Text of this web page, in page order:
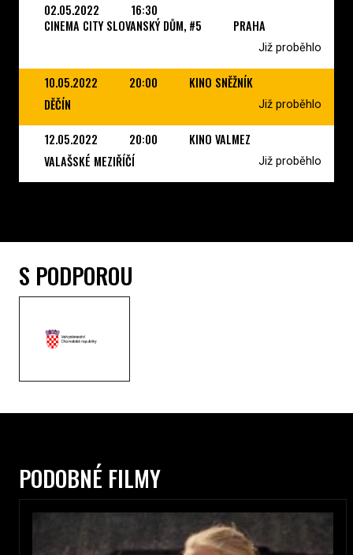
02.05.2022
16:30
CINEMA CITY SLOVANSKÝ DŮM, #5
PRAHA
Již proběhlo
10.05.2022 20:00
KINO SNĚŽNÍK
DĚČÍN
Již proběhlo
12.05.2022 20:00
KINO VALMEZ
VALAŠSKÉ MEZIŘÍČÍ
Již proběhlo
S PODPOROU
PODOBNÉ FILMY